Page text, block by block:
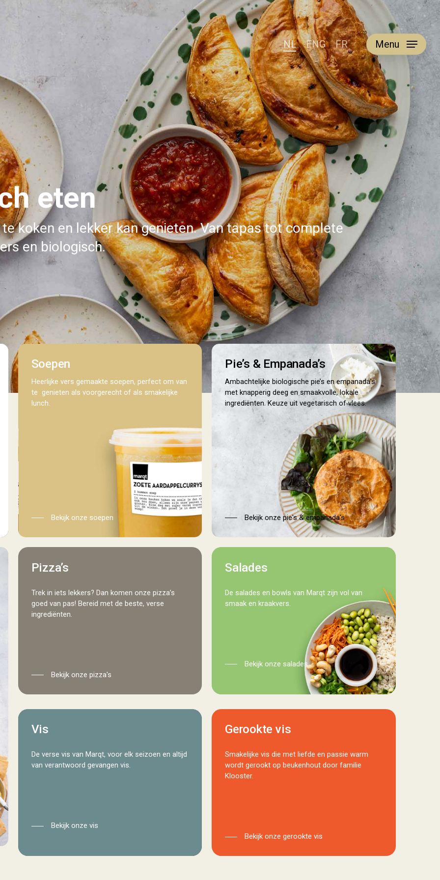
NL ENG FR Menu
eten
koken en lekker kan genieten. Van tapas tot complete
en biologisch.
Soepen
Heerlijke vers gemaakte soepen, perfect om van
te genieten als voorgerecht of als smakelijke
lunch.
Bekijk onze soepen
pies
Pie’s & Empanada’s
Ambachtelijke biologische pie’s en empanada’s
met knapperig deeg en smaakvolle, lokale
ingrediënten. Keuze uit vegetarisch of vlees.
Bekijk onze pie's & empanada's
pizzas
Pizza’s
Trek in iets lekkers? Dan komen onze pizza’s
goed van pas! Bereid met de beste, verse
ingrediënten.
Bekijk onze pizza's
salades
Salades
De salades en bowls van Marqt zijn vol van
smaak en kraakvers.
Bekijk onze salades
vis
Vis
De verse vis van Marqt, voor elk seizoen en altijd
van verantwoord gevangen vis.
Bekijk onze vis
Gerookte vis
Smakelijke vis die met liefde en passie warm
wordt gerookt op beukenhout door familie
Klooster.
Bekijk onze gerookte vis